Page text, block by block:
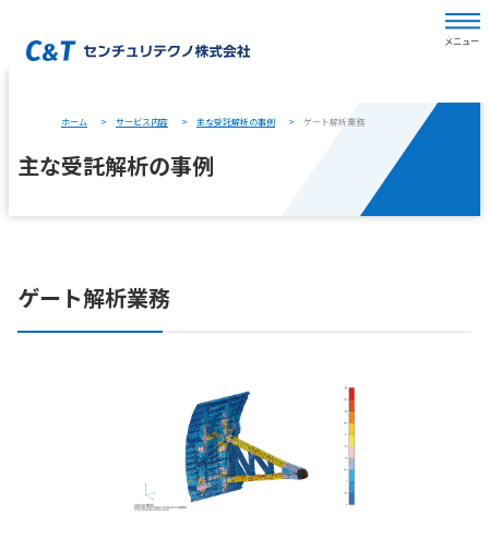
ホーム サービス内容 主な受託解析の事例 ゲート解析業務
主な受託解析の事例
ゲート解析業務